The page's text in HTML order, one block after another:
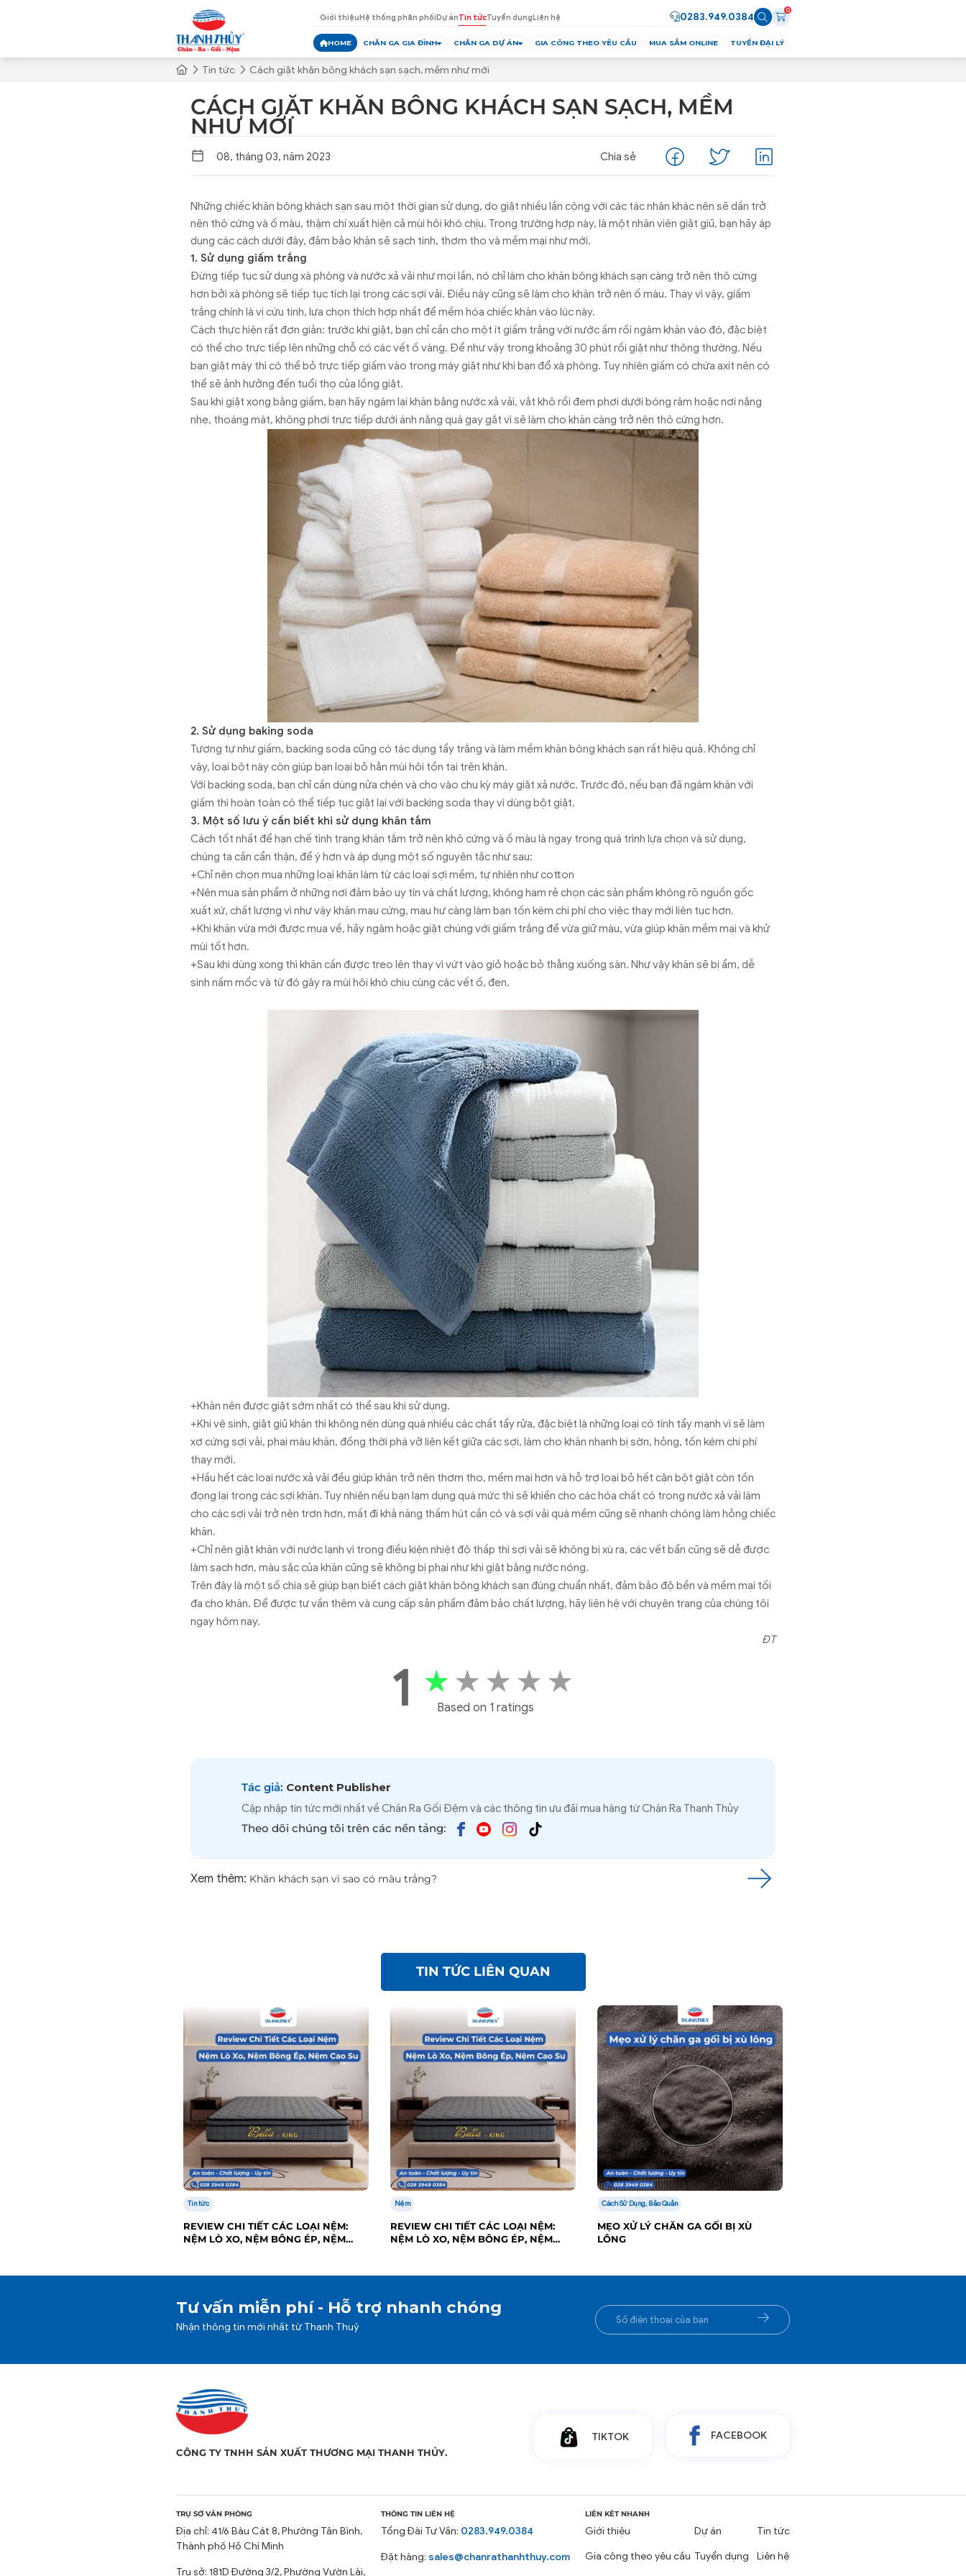
Giới thiệuHệ thống phân phốiDự ánTin tứcTuyển dụngLiên hệ 0283.949.0384
0
HOME CHĂN GA GIA ĐÌNH CHĂN GA DỰ ÁN GIA CÔNG THEO YÊU CẦU MUA SẮM ONLINE TUYỂN ĐẠI LÝ
Tin tức Cách giặt khăn bông khách sạn sạch, mềm như mới
CÁCH GIẶT KHĂN BÔNG KHÁCH SẠN SẠCH, MỀM
NHƯ MỚI
08, tháng 03, năm 2023 Chia sẻ
Những chiếc khăn bông khách sạn sau một thời gian sử dụng, do giặt nhiều lần cộng với các tác nhân khác nên sẽ dần trở
nên thô cứng và ố màu, thậm chí xuất hiện cả mùi hôi khó chịu. Trong trường hợp này, là một nhân viên giặt giũ, bạn hãy áp
dụng các cách dưới đây, đảm bảo khăn sẽ sạch tinh, thơm tho và mềm mại như mới.
1. Sử dụng giấm trắng
Đừng tiếp tục sử dụng xà phòng và nước xả vải như mọi lần, nó chỉ làm cho khăn bông khách sạn càng trở nên thô cứng
hơn bởi xà phòng sẽ tiếp tục tích lại trong các sợi vải. Điều này cũng sẽ làm cho khăn trở nên ố màu. Thay vì vậy, giấm
trắng chính là vị cứu tinh, lựa chọn thích hợp nhất để mềm hóa chiếc khăn vào lúc này.
Cách thực hiện rất đơn giản: trước khi giặt, bạn chỉ cần cho một ít giấm trắng với nước ấm rồi ngâm khăn vào đó, đặc biệt
có thể cho trực tiếp lên những chỗ có các vết ố vàng. Để như vậy trong khoảng 30 phút rồi giặt như thông thường. Nếu
bạn giặt máy thì có thể bỏ trực tiếp giấm vào trong máy giặt như khi bạn đổ xà phòng. Tuy nhiên giấm có chứa axit nên có
thể sẽ ảnh hưởng đến tuổi thọ của lồng giặt.
Sau khi giặt xong bằng giấm, bạn hãy ngâm lại khăn bằng nước xả vải, vắt khô rồi đem phơi dưới bóng râm hoặc nơi nắng
nhẹ, thoáng mát, không phơi trực tiếp dưới ánh nắng quá gay gắt vì sẽ làm cho khăn càng trở nên thô cứng hơn.
2. Sử dụng baking soda
Tương tự như giấm, backing soda cũng có tác dụng tẩy trắng và làm mềm khăn bông khách sạn rất hiệu quả. Không chỉ
vậy, loại bột này còn giúp bạn loại bỏ hẳn mùi hôi tồn tại trên khăn.
Với backing soda, bạn chỉ cần dùng nửa chén và cho vào chu kỳ máy giặt xả nước. Trước đó, nếu bạn đã ngâm khăn với
giấm thì hoàn toàn có thể tiếp tục giặt lại với backing soda thay vì dùng bột giặt.
3. Một số lưu ý cần biết khi sử dụng khăn tắm
Cách tốt nhất để hạn chế tình trạng khăn tắm trở nên khô cứng và ố màu là ngay trong quá trình lựa chọn và sử dụng,
chúng ta cần cẩn thận, để ý hơn và áp dụng một số nguyên tắc như sau:
+Chỉ nên chọn mua những loại khăn làm từ các loại sợi mềm, tự nhiên như cotton
+Nên mua sản phẩm ở những nơi đảm bảo uy tín và chất lượng, không ham rẻ chọn các sản phẩm không rõ nguồn gốc
xuất xứ, chất lượng vì như vậy khăn mau cứng, mau hư càng làm bạn tốn kém chi phí cho việc thay mới liên tục hơn.
+Khi khăn vừa mới được mua về, hãy ngâm hoặc giặt chúng với giấm trắng để vừa giữ màu, vừa giúp khăn mềm mại và khử
mùi tốt hơn.
+Sau khi dùng xong thì khăn cần được treo lên thay vì vứt vào giỏ hoặc bỏ thẳng xuống sàn. Như vậy khăn sẽ bị ẩm, dễ
sinh nấm mốc và từ đó gây ra mùi hôi khó chịu cùng các vết ố, đen.
+Khăn nên được giặt sớm nhất có thể sau khi sử dụng.
+Khi vệ sinh, giặt giũ khăn thì không nên dùng quá nhiều các chất tẩy rửa, đặc biệt là những loại có tính tẩy mạnh vì sẽ làm
xơ cứng sợi vải, phai màu khăn, đồng thời phá vỡ liên kết giữa các sợi, làm cho khăn nhanh bị sờn, hỏng, tốn kém chi phí
thay mới.
+Hầu hết các loại nước xả vải đều giúp khăn trở nên thơm tho, mềm mại hơn và hỗ trợ loại bỏ hết cặn bột giặt còn tồn
đọng lại trong các sợi khăn. Tuy nhiên nếu bạn lạm dụng quá mức thì sẽ khiến cho các hóa chất có trong nước xả vải làm
cho các sợi vải trở nên trơn hơn, mất đi khả năng thấm hút cần có và sợi vải quá mềm cũng sẽ nhanh chóng làm hỏng chiếc
khăn.
+Chỉ nên giặt khăn với nước lạnh vì trong điều kiện nhiệt độ thấp thì sợi vải sẽ không bị xù ra, các vết bẩn cũng sẽ dễ được
làm sạch hơn, màu sắc của khăn cũng sẽ không bị phai như khi giặt bằng nước nóng.
Trên đây là một số chia sẻ giúp bạn biết cách giặt khăn bông khách sạn đúng chuẩn nhất, đảm bảo độ bền và mềm mại tối
đa cho khăn. Để được tư vấn thêm và cung cấp sản phẩm đảm bảo chất lượng, hãy liên hệ với chuyên trang của chúng tôi
ngay hôm nay.
ĐT
1 ★ ★ ★ ★ ★
Based on 1 ratings
Tác giả: Content Publisher
Cập nhập tin tức mới nhất về Chăn Ra Gối Đệm và các thông tin ưu đãi mua hàng từ Chăn Ra Thanh Thủy
Theo dõi chúng tôi trên các nền tảng:
Xem thêm: Khăn khách sạn vì sao có màu trắng?
TIN TỨC LIÊN QUAN
Tin tức
REVIEW CHI TIẾT CÁC LOẠI NỆM:
NỆM LÒ XO, NỆM BÔNG ÉP, NỆM
Nệm
REVIEW CHI TIẾT CÁC LOẠI NỆM:
NỆM LÒ XO, NỆM BÔNG ÉP, NỆM
Cách Sử Dụng, Bảo Quản
MẸO XỬ LÝ CHĂN GA GỐI BỊ XÙ
LÔNG
Tư vấn miễn phí - Hỗ trợ nhanh chóng
Nhận thông tin mới nhất từ Thanh Thuỷ
CÔNG TY TNHH SẢN XUẤT THƯƠNG MẠI THANH THỦY.
TIKTOK FACEBOOK
TRỤ SỞ VĂN PHÒNG
Địa chỉ: 41/6 Bàu Cát 8, Phường Tân Bình,
Thành phố Hồ Chí Minh
Trụ sở: 181D Đường 3/2, Phường Vườn Lài,
THÔNG TIN LIÊN HỆ
Tổng Đài Tư Vấn: 0283.949.0384
Đặt hàng: sales@chanrathanhthuy.com
LIÊN KẾT NHANH
Giới thiệu
Gia công theo yêu cầu
Dự án
Tuyển dụng
Tin tức
Liên hệ